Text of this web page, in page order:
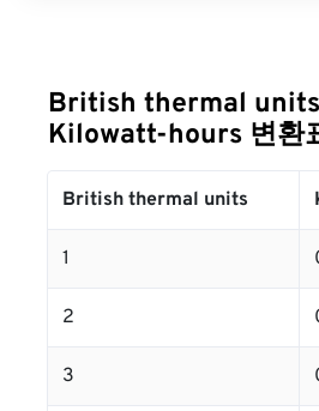
British thermal units
Kilowatt-hours 변환
British thermal units
1
2
3